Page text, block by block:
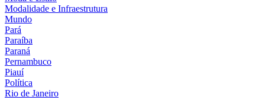
Modalidade e Infraestrutura
Mundo
Pará
Paraíba
Paraná
Pernambuco
Piauí
Política
Rio de Janeiro